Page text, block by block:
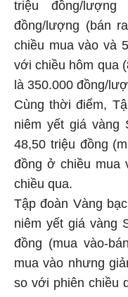
triệu đồng/
đồng/lượng (bán
chiều mua vào và
với chiều hôm qua
là 350.000 đồng/
Cùng thời điểm,
niêm yết giá vàng
48,50 triệu đồng
đồng ở chiều mua
chiều qua.
Tập đoàn Vàng
niêm yết giá vàng
đồng (mua vào-
mua vào nhưng
so với phiên chiều